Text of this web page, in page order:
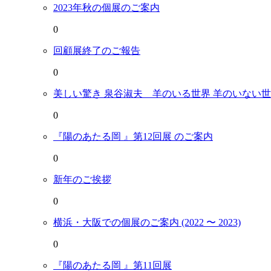
2023年秋の個展のご案内
0
回顧展終了のご報告
0
美しい驚き 泉谷淑夫 羊のいる世界 羊のいない
0
『陽のあたる岡 』第12回展 のご案内
0
新年のご挨拶
0
横浜・大阪での個展のご案内 (2022 〜 2023)
0
『陽のあたる岡 』第11回展